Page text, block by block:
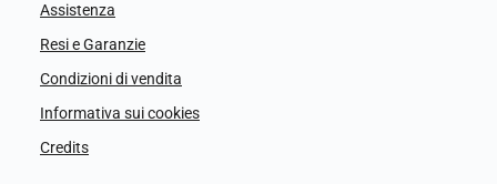
Assistenza
Resi e Garanzie
Condizioni di vendita
Informativa sui cookies
Credits